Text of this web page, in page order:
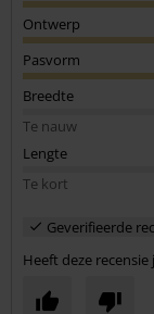
Ontwerp
Pasvorm
Breedte
Te nauw
Lengte
Te kort
Geverifieerde
Heeft deze recensie